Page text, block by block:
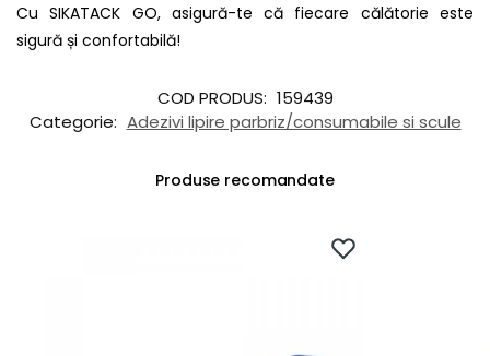
Cu SIKATACK GO, asigură-te că fiecare călătorie este
sigură și confortabilă!
COD PRODUS: 159439
Categorie: Adezivi lipire parbriz/consumabile si scule
Produse recomandate